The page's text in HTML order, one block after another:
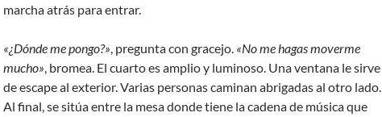
marcha atrás para entrar.
«¿Dónde me pongo?», pregunta con gracejo. «No me hagas moverme
mucho», bromea. El cuarto es amplio y luminoso. Una ventana le sirve
de escape al exterior. Varias personas caminan abrigadas al otro lado.
Al final, se sitúa entre la mesa donde tiene la cadena de música que